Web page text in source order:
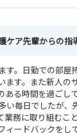
ケア先輩からの指
す。日勤での部屋
ます。また新人の
る時間を過ごし
い毎日でしたが
務に取り組むこ
ィードバックを